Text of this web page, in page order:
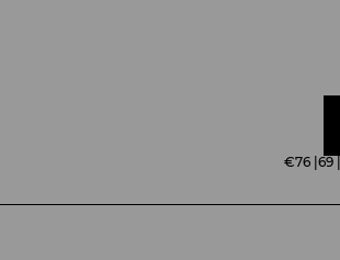
auch stimmlich sichere
Lichtenberger verleiht dem
wechselnden Kostüme
Herz und Lebensfreude – ganz
€76 69